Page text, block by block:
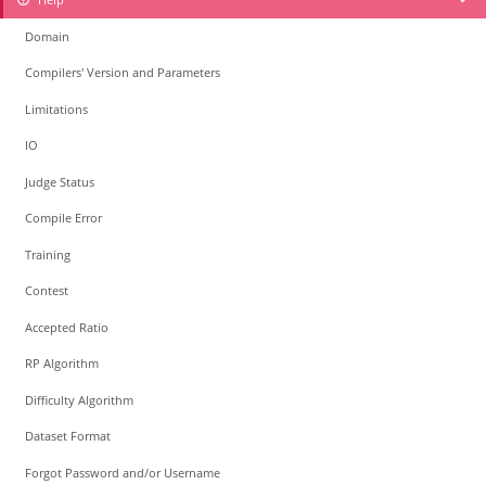
Domain
Compilers' Version and Parameters
Limitations
IO
Judge Status
Compile Error
Training
Contest
Accepted Ratio
RP Algorithm
Difficulty Algorithm
Dataset Format
Forgot Password and/or Username